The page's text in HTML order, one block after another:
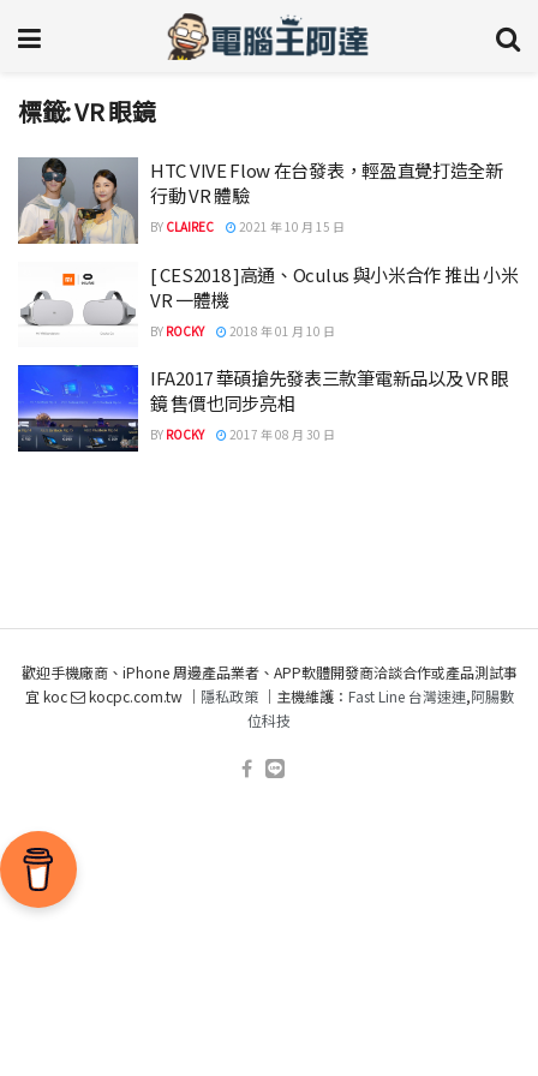
標籤:VR 眼鏡
HTC VIVE Flow 在台發表，輕盈直覺打造全新
行動 VR 體驗
BY CLAIREC 2021 年 10 月 15 日
[ CES2018 ]高通、Oculus 與小米合作 推出 小米
VR 一體機
BY ROCKY 2018 年 01 月 10 日
IFA2017 華碩搶先發表三款筆電新品以及 VR 眼
鏡 售價也同步亮相
BY ROCKY 2017 年 08 月 30 日
歡迎手機廠商、iPhone 周邊產品業者、APP軟體開發商洽談合作或產品測試事
宜 koc
kocpc.com.tw ｜ 隱私政策｜主機維護： Fast Line 台灣速連,阿腸數
位科技